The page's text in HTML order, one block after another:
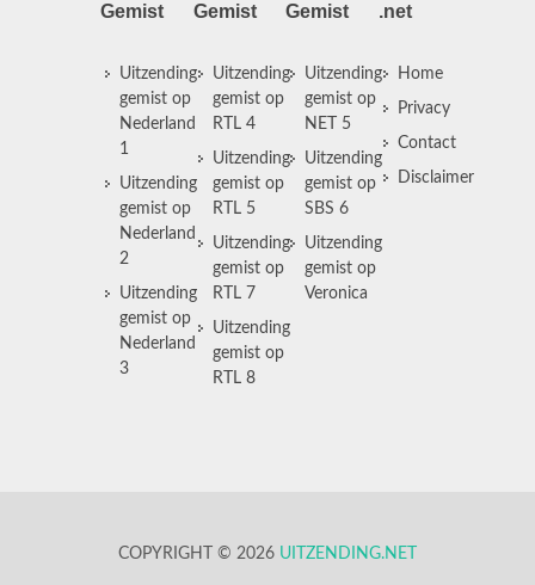
Gemist
Uitzending
gemist op
Nederland
1
Uitzending
gemist op
Nederland
2
Uitzending
gemist op
Nederland
3
Gemist
Uitzending
gemist op
RTL 4
Uitzending
gemist op
RTL 5
Uitzending
gemist op
RTL 7
Uitzending
gemist op
RTL 8
Gemist
Uitzending
gemist op
NET 5
Uitzending
gemist op
SBS 6
Uitzending
gemist op
Veronica
.net
Home
Privacy
Contact
Disclaimer
COPYRIGHT © 2026 UITZENDING.NET